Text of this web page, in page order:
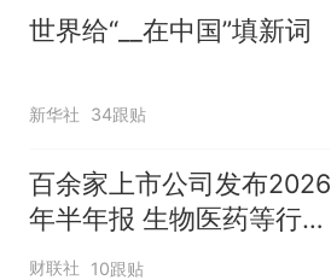
时
世界给“__在中国”填新词
新华社 34跟贴
百余家上市公司发布2026
年半年报 生物医药等行业
现亮点
财联社 10跟贴